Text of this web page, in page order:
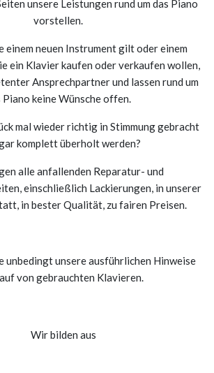
unsere Leistungen rund um das Piano
vorstellen.
einem neuen Instrument gilt oder einem
ein Klavier kaufen oder verkaufen wollen,
Ansprechpartner und lassen rund um
Piano keine Wünsche offen.
mal wieder richtig in Stimmung gebracht
komplett überholt werden?
alle anfallenden Reparatur- und
einschließlich Lackierungen, in unserer
in bester Qualität, zu fairen Preisen.
unbedingt unsere ausführlichen Hinweise
von gebrauchten Klavieren.